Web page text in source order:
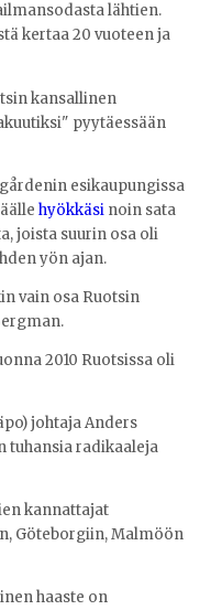
lähtien.
kertaa 20 vuoteen ja
kansallinen
pyytäessään
esikaupungissa
hyökkäsi noin sata
joista suurin osa oli
yön ajan.
vain osa Ruotsin
2010 Ruotsissa oli
johtaja Anders
tuhansia radikaaleja
kannattajat
Göteborgiin, Malmöön
haaste on